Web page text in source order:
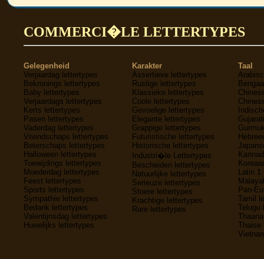
COMMERCI�LE LETTERTYPES
Gelegenheid
Verjaardag lettertypes
Bekronings lettertypes
Baby lettertypes
Verjaardags lettertypes
Kerts lettertypes
Pasen lettertypes
Vaderdag lettertypes
Vriendschaps lettertypes
Beterschaps lettertypes
Halloween lettertypes
Toewijdings lettertypes
Moederdag lettertypes
Feest lettertypes
Sports lettertypes
Sympathie lettertypes
Bedank lettertypes
Valentijnsdag lettertypes
Huwelijks lettertypes
Karakter
Assertieve lettertypes
Rustige lettertypes
Klassieke lettertypes
Coole lettertypes
Gevoelige lettertypes
Elegante lettertypes
Grappige lettertypes
Futuristische lettertypes
Historische lettertypes
Industri�le Lettertypes
Bescheiden lettertypes
Natuurlijke lettertypes
Serieuze lettertypes
Stoere lettertypes
Krachtige lettertypes
Rare lettertypes
Taal
Latin 1
Pan-
Tamil
Telugu
Thaise